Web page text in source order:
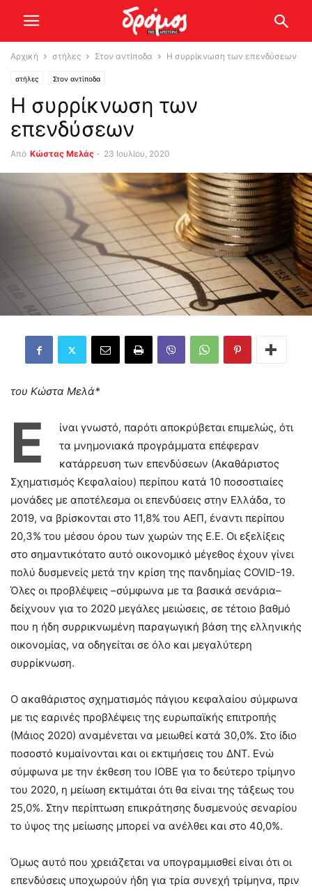
Αρχική στήλες Στον αντίποδα Η συρρίκνωση των επενδύσεων
στήλες Στον αντίποδα
Η συρρίκνωση των
επενδύσεων
Από Κώστας Μελάς - 23 Ιουλίου, 2020
του Κώστα Μελά*
Ε
ίναι γνωστό, παρότι αποκρύβεται επιμελώς, ότι
τα μνημονιακά προγράμματα επέφεραν
κατάρρευση των επενδύσεων (Ακαθάριστος
Σχηματισμός Κεφαλαίου) περίπου κατά 10 ποσοστιαίες
μονάδες με αποτέλεσμα οι επενδύσεις στην Ελλάδα, το
2019, να βρίσκονται στο 11,8% του ΑΕΠ, έναντι περίπου
20,3% του μέσου όρου των χωρών της Ε.Ε. Οι εξελίξεις
στο σημαντικότατο αυτό οικονομικό μέγεθος έχουν γίνει
πολύ δυσμενείς μετά την κρίση της πανδημίας COVID-19.
Όλες οι προβλέψεις –σύμφωνα με τα βασικά σενάρια–
δείχνουν για το 2020 μεγάλες μειώσεις, σε τέτοιο βαθμό
που η ήδη συρρικνωμένη παραγωγική βάση της ελληνικής
οικονομίας, να οδηγείται σε όλο και μεγαλύτερη
συρρίκνωση.
Ο ακαθάριστος σχηματισμός πάγιου κεφαλαίου σύμφωνα
με τις εαρινές προβλέψεις της ευρωπαϊκής επιτροπής
(Μάιος 2020) αναμένεται να μειωθεί κατά 30,0%. Στο ίδιο
ποσοστό κυμαίνονται και οι εκτιμήσεις του ΔΝΤ. Ενώ
σύμφωνα με την έκθεση του ΙΟΒΕ για το δεύτερο τρίμηνο
του 2020, η μείωση εκτιμάται ότι θα είναι της τάξεως του
25,0%. Στην περίπτωση επικράτησης δυσμενούς σεναρίου
το ύψος της μείωσης μπορεί να ανέλθει και στο 40,0%.
Όμως αυτό που χρειάζεται να υπογραμμισθεί είναι ότι οι
επενδύσεις υποχωρούν ήδη για τρία συνεχή τρίμηνα, πριν